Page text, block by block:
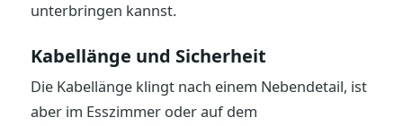
unterbringen kannst.
Kabellänge und Sicherheit
Die Kabellänge klingt nach einem Nebendetail, ist
aber im Esszimmer oder auf dem